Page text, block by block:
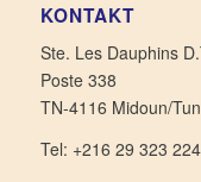
KONTAKT
Ste. Les Dauphins
Poste 338
TN-4116 Midoun/
Tel: +216 29 323